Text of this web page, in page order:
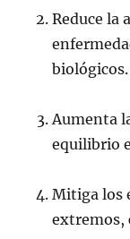
Reduce la
biológicos.
Aumenta
equilibrio
Mitiga los
extremos,